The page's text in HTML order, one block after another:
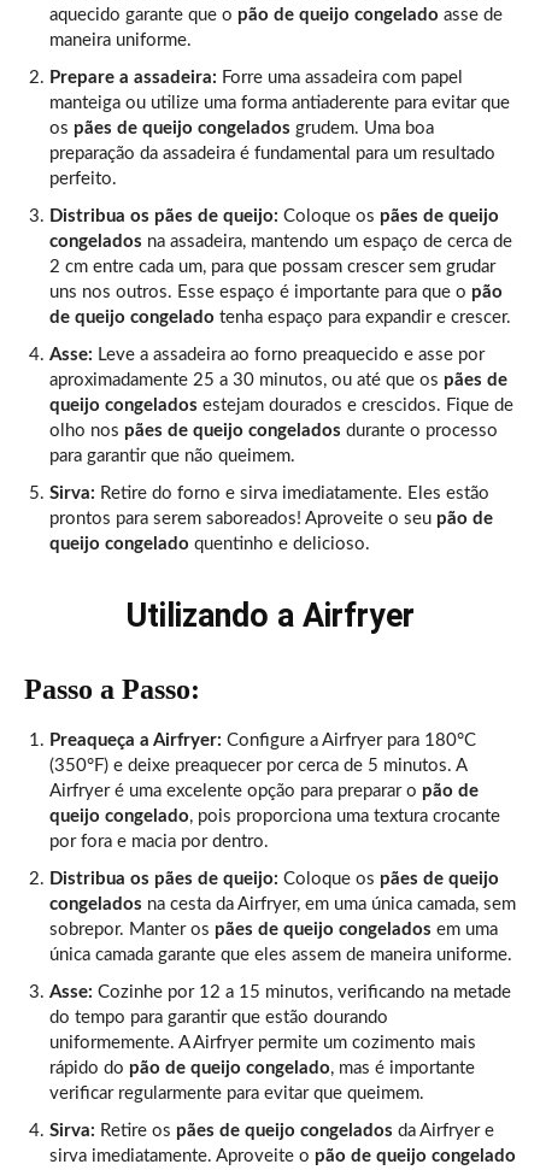
aquecido garante que o pão de queijo congelado asse de
maneira uniforme.
Prepare a assadeira: Forre uma assadeira com papel
manteiga ou utilize uma forma antiaderente para evitar que
os pães de queijo congelados grudem. Uma boa
preparação da assadeira é fundamental para um resultado
perfeito.
Distribua os pães de queijo: Coloque os pães de queijo
congelados na assadeira, mantendo um espaço de cerca de
2 cm entre cada um, para que possam crescer sem grudar
uns nos outros. Esse espaço é importante para que o pão
de queijo congelado tenha espaço para expandir e crescer.
Asse: Leve a assadeira ao forno preaquecido e asse por
aproximadamente 25 a 30 minutos, ou até que os pães de
queijo congelados estejam dourados e crescidos. Fique de
olho nos pães de queijo congelados durante o processo
para garantir que não queimem.
Sirva: Retire do forno e sirva imediatamente. Eles estão
prontos para serem saboreados! Aproveite o seu pão de
queijo congelado quentinho e delicioso.
Utilizando a Airfryer
Passo a Passo:
Preaqueça a Airfryer: Configure a Airfryer para 180°C
(350°F) e deixe preaquecer por cerca de 5 minutos. A
Airfryer é uma excelente opção para preparar o pão de
queijo congelado, pois proporciona uma textura crocante
por fora e macia por dentro.
Distribua os pães de queijo: Coloque os pães de queijo
congelados na cesta da Airfryer, em uma única camada, sem
sobrepor. Manter os pães de queijo congelados em uma
única camada garante que eles assem de maneira uniforme.
Asse: Cozinhe por 12 a 15 minutos, verificando na metade
do tempo para garantir que estão dourando
uniformemente. A Airfryer permite um cozimento mais
rápido do pão de queijo congelado, mas é importante
verificar regularmente para evitar que queimem.
Sirva: Retire os pães de queijo congelados da Airfryer e
sirva imediatamente. Aproveite o pão de queijo congelado